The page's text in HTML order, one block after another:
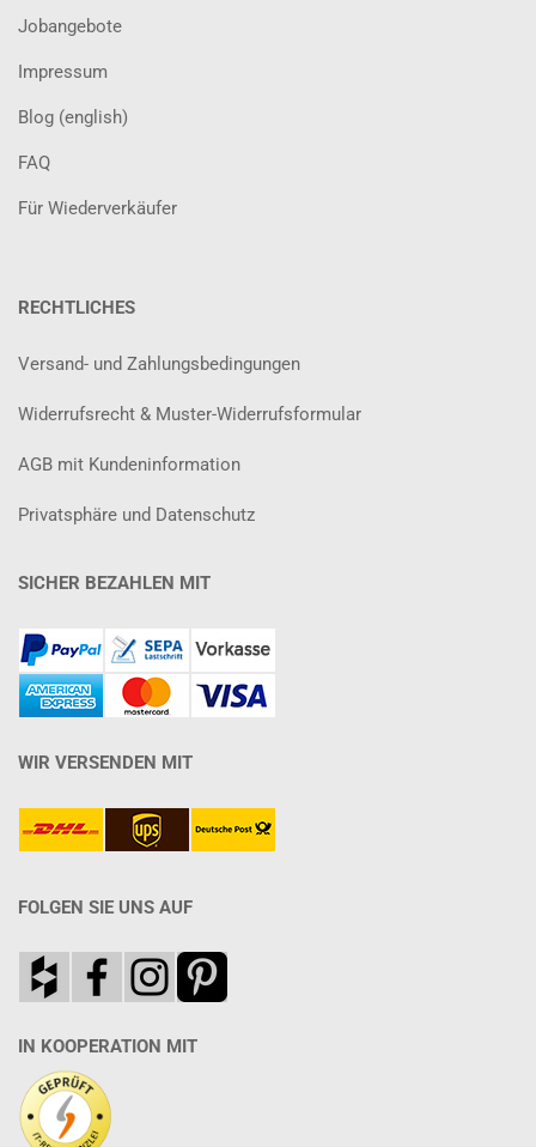
Jobangebote
Impressum
Blog (english)
FAQ
Für Wiederverkäufer
RECHTLICHES
Versand- und Zahlungsbedingungen
Widerrufsrecht & Muster-Widerrufsformular
AGB mit Kundeninformation
Privatsphäre und Datenschutz
SICHER BEZAHLEN MIT
WIR VERSENDEN MIT
FOLGEN SIE UNS AUF
IN KOOPERATION MIT